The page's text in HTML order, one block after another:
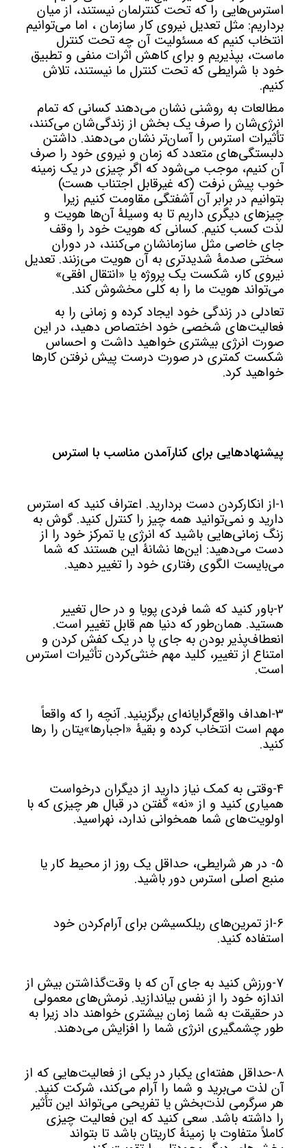
استرس‌هایی را که تحت کنترلمان نیستند، از میان
برداریم: مثل تعدیل نیروی کار سازمان ، اما می‌توانیم
انتخاب کنیم که مسئولیت آن چه تحت کنترل
ماست، بپذیریم و برای کاهش اثرات منفی و تطبیق
خود با شرایطی که تحت کنترل ما نیستند، تلاش
کنیم.
مطالعات به روشنی نشان می‌دهند کسانی که تمام
انرژی‌شان را صرف یک بخش از زندگی‌شان می‌کنند،
تأثیرات استرس را آسان‌تر نشان می‌دهند. داشتن
دلبستگی‌های متعدد که زمان و نیروی خود را صرف
آن کنیم، موجب می‌شود که اگر چیزی در یک زمینه
خوب پیش نرفت (که غیرقابل اجتناب هست)
بتوانیم در برابر آن آشفتگی مقاومت کنیم زیرا
چیزهای دیگری داریم تا به وسیلۀ آن‌ها هویت و
لذت کسب کنیم. کسانی که هویت خود را وقف
جای خاصی مثل سازمانشان می‌کنند، در دوران
سختی صدمۀ شدیدتری به آن هویت می‌زنند. تعدیل
نیروی کار، شکست یک پروژه یا «انتقال افقی»
می‌تواند هویت ما را به کلی مخشوش کند.
تعادلی در زندگی خود ایجاد کرده و زمانی را به
فعالیت‌های شخصی خود اختصاص دهید، در این
صورت انرژی بیشتری خواهید داشت و احساس
شکست کمتری در صورت درست پیش نرفتن کارها
خواهید کرد.
پیشنهادهایی برای کنارآمدن مناسب با استرس
1-از انکارکردن دست بردارید. اعتراف کنید که استرس
دارید و نمی‌توانید همه چیز را کنترل کنید. گوش به
زنگ زمانی‌هایی باشید که انرژی یا تمرکز خود را از
دست می‌دهید: این‌ها نشانۀ این هستند که شما
می‌بایست الگوی رفتاری خود را تغییر دهید.
2-باور کنید که شما فردی پویا و در حال تغییر
هستید. همان‌طور که دنیا هم قابل تغییر است.
انعطاف‌پذیر بودن به جای پا در یک کفش کردن و
امتناع از تغییر، کلید مهم خنثی‌کردن تأثیرات استرس
است.
3-اهداف واقع‌گرایانه‌ای برگزینید. آنچه را که واقعاً
مهم است انتخاب کرده و بقیۀ «اجبارها»یتان را رها
کنید.
4-وقتی به کمک نیاز دارید از دیگران درخواست
همیاری کنید و از «نه» گفتن در قبال هر چیزی که با
اولویت‌های شما همخوانی ندارد، نهراسید.
5- در هر شرایطی، حداقل یک روز از محیط کار یا
منبع اصلی استرس دور باشید.
6-از تمرین‌های ریلکسیشن برای آرام‌کردن خود
استفاده کنید.
7-ورزش کنید به جای آن که با وقت‌گذاشتن بیش از
اندازه خود را از نفس بیاندازید. نرمش‌های معمولی
در حقیقت به شما زمان بیشتری خواهند داد زیرا به
طور چشمگیری انرژی شما را افزایش می‌دهند.
8-حداقل هفته‌ای یکبار در یکی از فعالیت‌هایی که از
آن لذت می‌برید و شما را آرام می‌کند، شرکت کنید.
هر سرگرمی لذت‌بخش یا تفریحی می‌تواند این تأثیر
را داشته باشد. سعی کنید که این فعالیت چیزی
کاملاً متفاوت با زمینۀ کاریتان باشد تا بتواند